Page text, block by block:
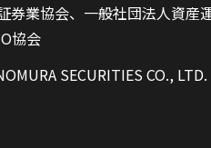
券業協会、一般社団法人資
協会
SECURITIES CO., LTD.